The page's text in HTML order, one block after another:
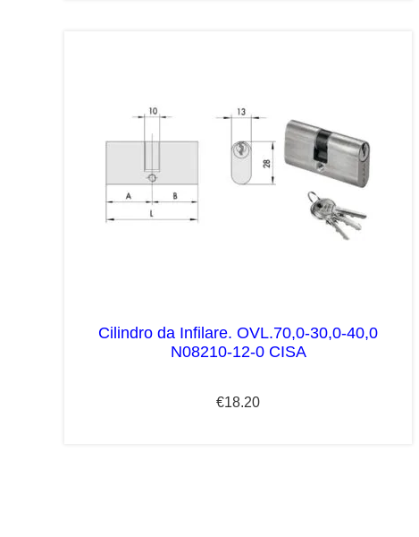
Cilindro da Infilare. OVL.70,0-30,0-40,0
N08210-12-0 CISA
€18.20